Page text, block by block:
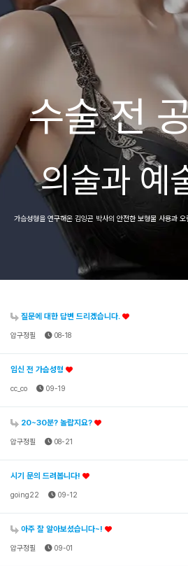
수술 전
의술과 예
가슴성형을 연구해온 김잉곤 박사의 안전한 보형물 사용과 오
질문에 대한 답변 드리겠습니다.
압구정필 08-18
임신 전 가슴성형
cc_co 09-19
20~30분? 놀랍지요?
압구정필 08-21
시기 문의 드려봅니다!
going22 09-12
아주 잘 알아보셨습니다~!
압구정필 09-01